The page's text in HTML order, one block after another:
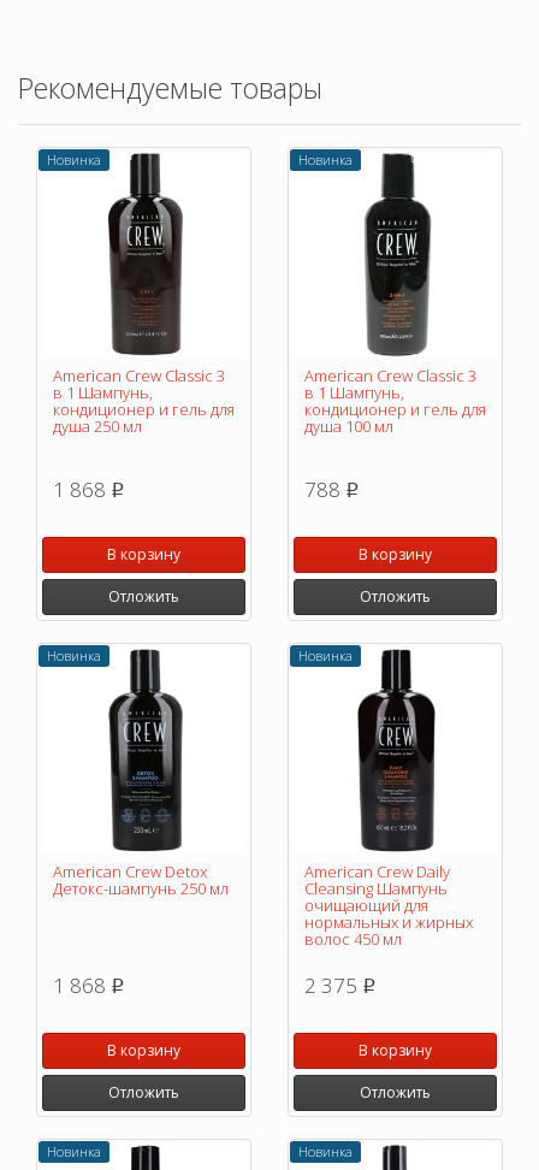
Рекомендуемые товары
Новинка
American Crew Classic 3
в 1 Шампунь,
кондиционер и гель для
душа 250 мл
1 868 p
В корзину
Отложить
Новинка
American Crew Classic 3
в 1 Шампунь,
кондиционер и гель для
душа 100 мл
788 p
В корзину
Отложить
Новинка
American Crew Detox
Детокс-шампунь 250 мл
1 868 p
В корзину
Отложить
Новинка
American Crew Daily
Cleansing Шампунь
очищающий для
нормальных и жирных
волос 450 мл
2 375 p
В корзину
Отложить
Новинка Новинка